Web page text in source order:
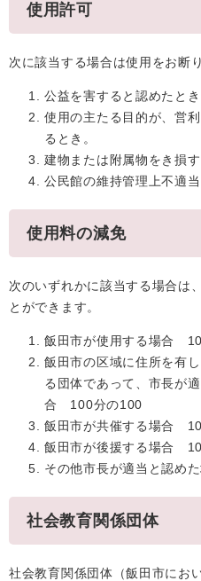
使用許可
次に該当する場合は使用をお断
公益を害すると認めたとき
使用の主たる目的が、営
るとき。
建物または附属物をき損
公民館の維持管理上不適当
使用料の減免
次のいずれかに該当する場合は
とができます。
飯田市が使用する場合
飯田市の区域に住所を有
る団体であって、市長が
合 100分の100
飯田市が共催する場合
飯田市が後援する場合
その他市長が適当と認め
社会教育関係団体
社会教育関係団体（飯田市にお